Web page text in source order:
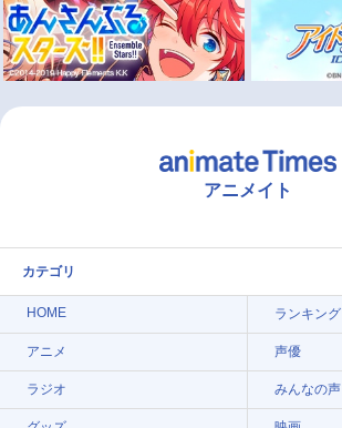
アニメイト
カテゴリ
HOME ランキング
アニメ 声優
ラジオ みんなの声